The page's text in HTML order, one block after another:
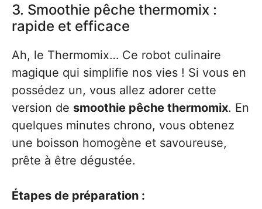
3. Smoothie pêche thermomix :
rapide et efficace
Ah, le Thermomix… Ce robot culinaire
magique qui simplifie nos vies ! Si vous en
possédez un, vous allez adorer cette
version de smoothie pêche thermomix. En
quelques minutes chrono, vous obtenez
une boisson homogène et savoureuse,
prête à être dégustée.
Étapes de préparation :